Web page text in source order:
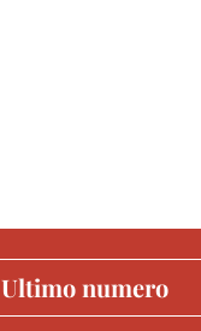
Ultimo numero